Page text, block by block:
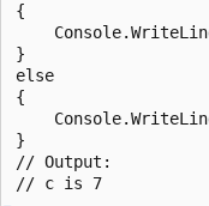
{
}
else
{
}
// Output: